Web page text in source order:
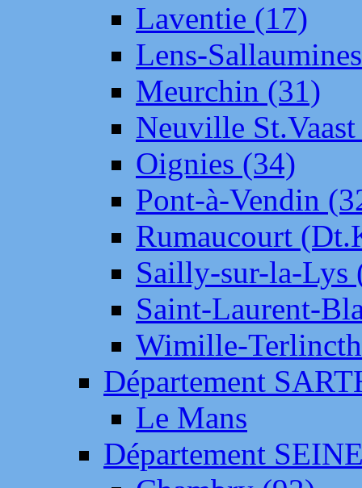
Laventie (17)
Lens-
Meurchin (31)
Neuville
Oignies (34)
Pont-à-Vendin
Rumaucourt
Sailly-sur-la-Lys
Saint-Laurent-
Wimille-
Département
Le Mans
Département